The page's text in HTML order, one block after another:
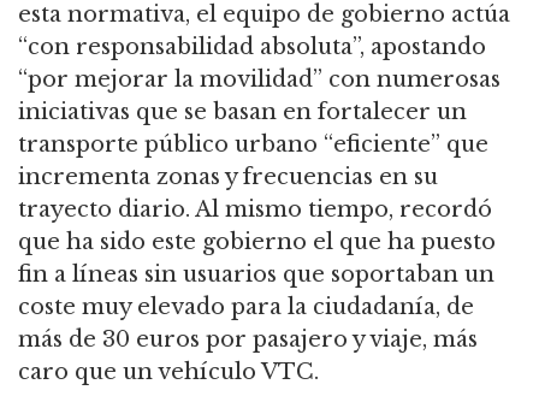
esta normativa, el equipo de gobierno actúa
“con responsabilidad absoluta”, apostando
“por mejorar la movilidad” con numerosas
iniciativas que se basan en fortalecer un
transporte público urbano “eficiente” que
incrementa zonas y frecuencias en su
trayecto diario. Al mismo tiempo, recordó
que ha sido este gobierno el que ha puesto
fin a líneas sin usuarios que soportaban un
coste muy elevado para la ciudadanía, de
más de 30 euros por pasajero y viaje, más
caro que un vehículo VTC.